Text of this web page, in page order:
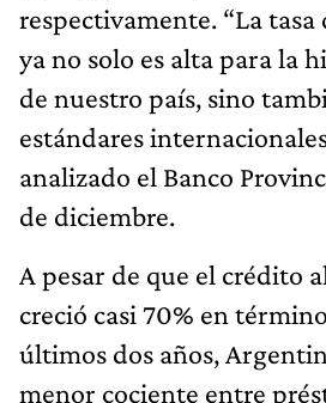
respectivamente. “La
ya no solo es alta para la
de nuestro país, sino
estándares
analizado el Banco
de diciembre.
A pesar de que el crédito
creció casi 70% en
últimos dos años,
menor cociente entre